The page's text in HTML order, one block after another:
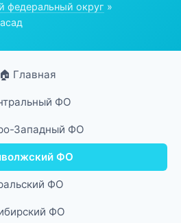
федеральный округ »
🏠 Главная
ФО
Западный ФО
ФО
ФО
ФО